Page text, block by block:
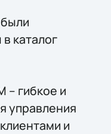
каталог
– гибкое и
управления
и